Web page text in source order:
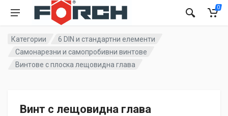
0
Категории
6 DIN и стандартни елементи
Самонарезни и самопробивни винтове
Винтове с плоска лещовидна глава
Винт с лещовидна глава